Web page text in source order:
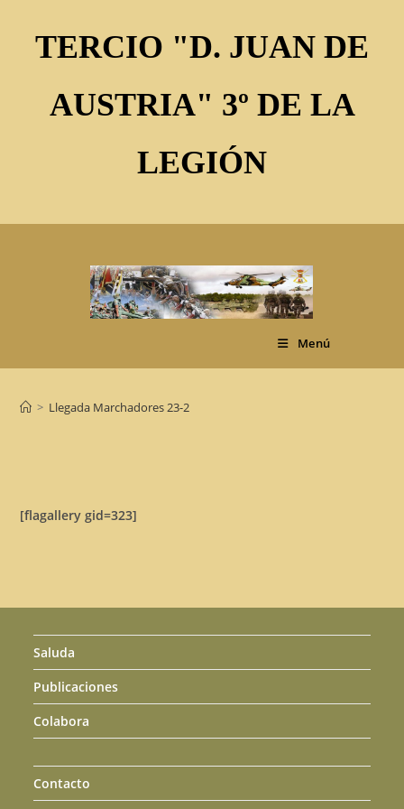
contenidoTERCIO "D. JUAN DE
AUSTRIA" 3º DE LA
LEGIÓN
Menú
> Llegada Marchadores 23-2
[flagallery gid=323]
Saluda
Publicaciones
Colabora
Contacto